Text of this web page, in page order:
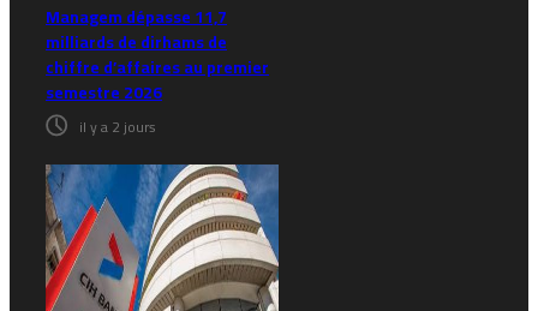
Managem dépasse 11,7
milliards de dirhams de
chiffre d’affaires au premier
semestre 2026
il y a 2 jours